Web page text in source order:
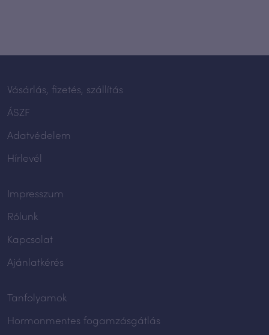
Vásárlás, fizetés, szállítás
ÁSZF
Adatvédelem
Hírlevél
Impresszum
Rólunk
Kapcsolat
Ajánlatkérés
Tanfolyamok
Hormonmentes fogamzásgátlás